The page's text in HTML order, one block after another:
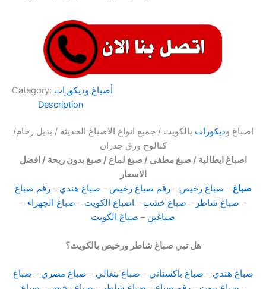
Category: أصباغ وديكورات
Description
اصباغ وديكورات بالكويت / جميع انواع الاصباغ الحديثة / بديل رخام/
كتالوج ورق جدران
اصباغ ايطالية / صبغ مطفى / صبغ لماع / صبغ بدون ريحة / افضل
الاسعار
صباغ– صباغ رخيص –رقم صباغ رخيص – صباغ هندي –رقم صباغ
– صباغ شاطر – صباغ خشب – اصباغ الكويت – صباغ الجهراء –
صباغين – صباغ الكويت
هل تبي صباغ شاطر ورخيص بالكويت؟
صباغ هندي – صباغ باكستاني – صباغ بنغالي – صباغ مصري – صباغ